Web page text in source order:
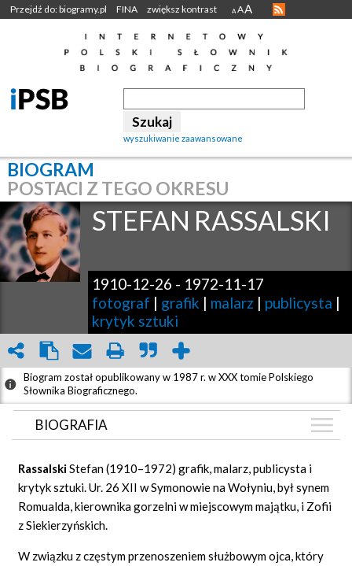
Przejdź do: biogramy.pl FINA zwiększ kontrast A AA
wyszukiwanie zaawansowane
BIOGRAM
POSTACI Z TEGO OKRESU
STEFAN RASSALSKI
1910-12-26 - 1972-11-17
fotograf | grafik | malarz | publicysta |
krytyk sztuki
Biogram został opublikowany w 1987 r. w XXX tomie Polskiego
Słownika Biograficznego.
BIOGRAFIA
GRAF POWIĄZAŃ
DYSKUSJA
Mapa
RassalskiStefan (1910–1972) grafik, malarz, publicysta i
krytyk sztuki. Ur. 26 XII w Symonowie na Wołyniu, był synem
Romualda, kierownika gorzelni w miejscowym majątku, i Zofii
z Siekierzyńskich.
W związku z częstym przenoszeniem służbowym ojca, który